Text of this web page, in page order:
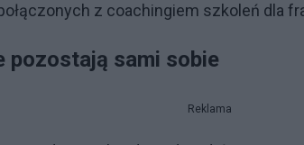
z coachingiem szkoleń dla
pozostają sami sobie
Reklama